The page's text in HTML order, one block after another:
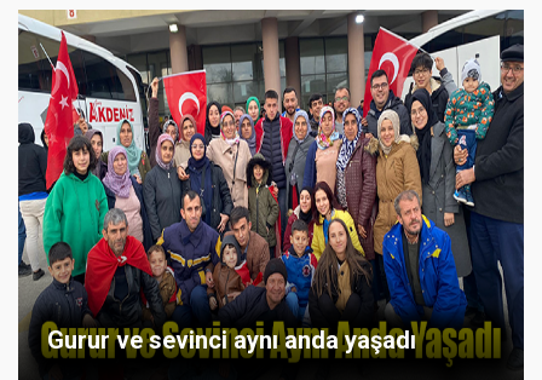
Gurur ve sevinci aynı anda yaşadı